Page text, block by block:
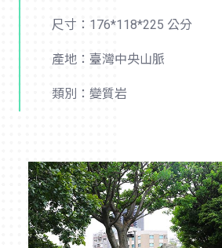
尺寸：176*118*225 公分
產地：臺灣中央山脈
類別：變質岩